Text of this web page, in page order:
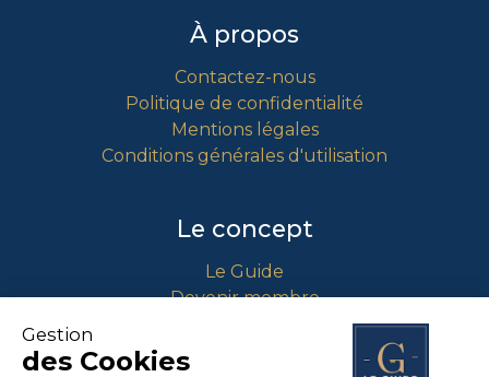
À propos
Contactez-nous
Politique de confidentialité
Mentions légales
Conditions générales d'utilisation
Le concept
Le Guide
Devenir membre
Comment intégrer le guide ?
Gestion
des Cookies